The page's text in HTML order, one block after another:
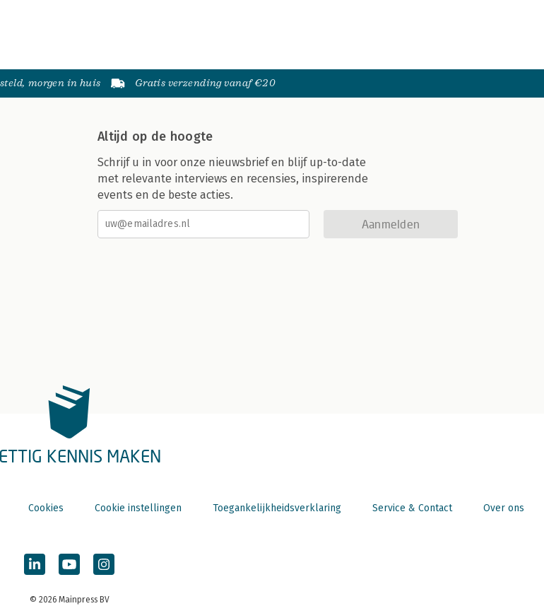
morgen in huis Gratis verzending vanaf €20
Altijd op de hoogte
Schrijf u in voor onze nieuwsbrief en blijf up-to-date
met relevante interviews en recensies, inspirerende
events en de beste acties.
Aanmelden
KENNIS MAKEN
Cookies Cookie instellingen Toegankelijkheidsverklaring Service & Contact Over ons
© 2026 Mainpress BV